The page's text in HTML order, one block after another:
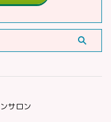
サロン